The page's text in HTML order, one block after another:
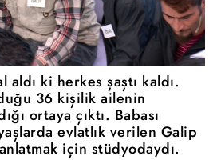
ki herkes şaştı kaldı.
36 kişilik ailenin
ortaya çıktı. Babası
evlatlık verilen Galip
için stüdyodaydı.